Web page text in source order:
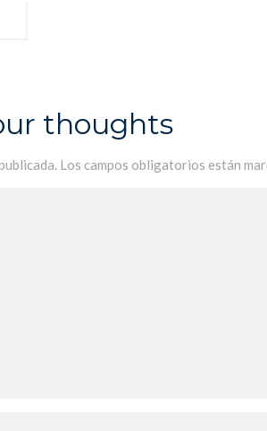
thoughts
Los campos obligatorios están